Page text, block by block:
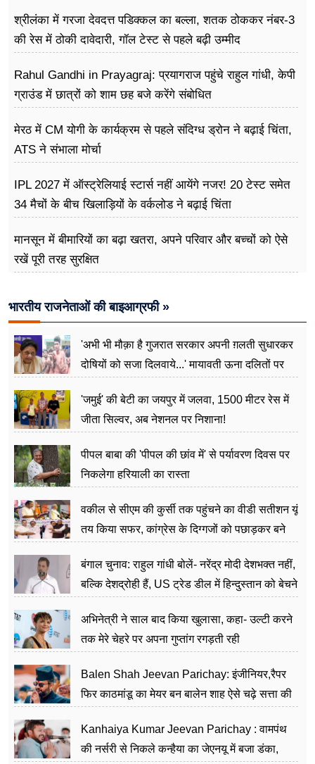
श्रीलंका में गरजा देवदत्त पडिक्कल का बल्ला, शतक ठोककर नंबर-3
की रेस में ठोकी दावेदारी, गॉल टेस्ट से पहले बढ़ी उम्मीद
Rahul Gandhi in Prayagraj: प्रयागराज पहुंचे राहुल गांधी, केपी
ग्राउंड में छात्रों को शाम छह बजे करेंगे संबोधित
मेरठ में CM योगी के कार्यक्रम से पहले संदिग्ध ड्रोन ने बढ़ाई चिंता,
ATS ने संभाला मोर्चा
IPL 2027 में ऑस्ट्रेलियाई स्टार्स नहीं आयेंगे नजर! 20 टेस्ट समेत
34 मैचों के बीच खिलाड़ियों के वर्कलोड ने बढ़ाई चिंता
मानसून में बीमारियों का बढ़ा खतरा, अपने परिवार और बच्चों को ऐसे
रखें पूरी तरह सुरक्षित
भारतीय राजनेताओं की बाइआग्रफी »
'अभी भी मौक़ा है गुजरात सरकार अपनी ग़लती सुधारकर
दोषियों को सजा दिलवाये...' मायावती ऊना दलितों पर
'जमुई' की बेटी का जयपुर में जलवा, 1500 मीटर रेस में
जीता सिल्वर, अब नेशनल पर निशाना!
पीपल बाबा की 'पीपल की छांव में' से पर्यावरण दिवस पर
निकलेगा हरियाली का रास्ता
वकील से सीएम की कुर्सी तक पहुंचने का वीडी सतीशन यूं
तय किया सफर, कांग्रेस के दिग्गजों को पछाड़कर बने
बंगाल चुनाव: राहुल गांधी बोलें- नरेंद्र मोदी देशभक्त नहीं,
बल्कि देशद्रोही हैं, US ट्रेड डील में हिन्दुस्तान को बेचने
अभिनेत्री ने साल बाद किया खुलासा, कहा- उल्टी करने
तक मेरे चेहरे पर अपना गुप्तांग रगड़ती रही
Balen Shah Jeevan Parichay: इंजीनियर,रैपर
फिर काठमांडू का मेयर बन बालेन शाह ऐसे चढ़े सत्ता की
Kanhaiya Kumar Jeevan Parichay : वामपंथ
की नर्सरी से निकले कन्हैया का जेएनयू में बजा डंका,